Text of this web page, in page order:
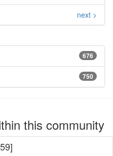
next >
676
750
this community